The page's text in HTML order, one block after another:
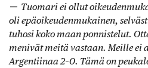
— Tuomari ei ollut
oli epäoikeudenmukainen,
tuhosi koko maan ponnistelut.
menivät meitä vastaan. Meille ei
Argentiinaa 2–0. Tämä on